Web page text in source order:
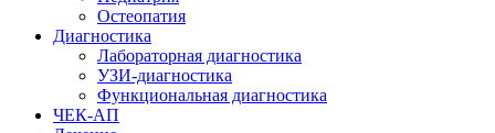
Остеопатия
Диагностика
Лабораторная диагностика
УЗИ-диагностика
Функциональная диагностика
ЧЕК-АП